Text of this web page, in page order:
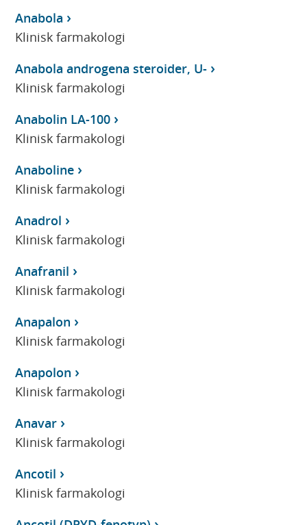
Anabola
Klinisk farmakologi
Anabola androgena steroider, U-
Klinisk farmakologi
Anabolin LA-100
Klinisk farmakologi
Anaboline
Klinisk farmakologi
Anadrol
Klinisk farmakologi
Anafranil
Klinisk farmakologi
Anapalon
Klinisk farmakologi
Anapolon
Klinisk farmakologi
Anavar
Klinisk farmakologi
Ancotil
Klinisk farmakologi